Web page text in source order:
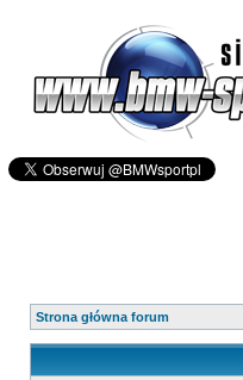
Strona główna forum